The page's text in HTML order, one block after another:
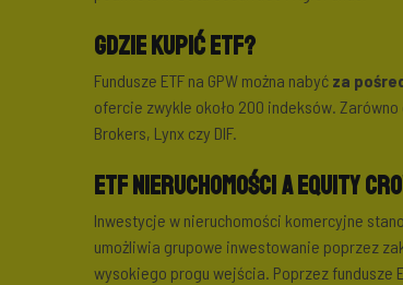
Gdzie kupić ETF?
Fundusze ETF na GPW można nabyć za
ofercie zwykle około 200 indeksów.
Brokers, Lynx czy DIF.
ETF nieruchomości a equity
Inwestycje w nieruchomości komercyjne
umożliwia grupowe inwestowanie poprzez
wysokiego progu wejścia. Poprzez fundusze